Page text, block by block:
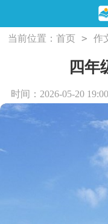
当前位置：首页 > 作
四年
时间：2026-05-20